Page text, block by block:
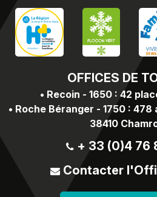
OFFICES DE
• Recoin - 1650 : 42
• Roche Béranger - 1750 :
38410
+ 33 (0)4 76
Contacter